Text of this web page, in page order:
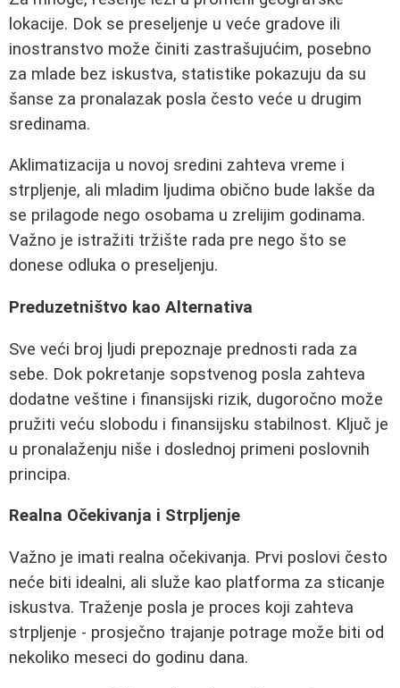
lokacije. Dok se preseljenje u veće gradove ili
inostranstvo može činiti zastrašujućim, posebno
za mlade bez iskustva, statistike pokazuju da su
šanse za pronalazak posla često veće u drugim
sredinama.
Aklimatizacija u novoj sredini zahteva vreme i
strpljenje, ali mladim ljudima obično bude lakše da
se prilagode nego osobama u zrelijim godinama.
Važno je istražiti tržište rada pre nego što se
donese odluka o preseljenju.
Preduzetništvo kao Alternativa
Sve veći broj ljudi prepoznaje prednosti rada za
sebe. Dok pokretanje sopstvenog posla zahteva
dodatne veštine i finansijski rizik, dugoročno može
pružiti veću slobodu i finansijsku stabilnost. Ključ je
u pronalaženju niše i doslednoj primeni poslovnih
principa.
Realna Očekivanja i Strpljenje
Važno je imati realna očekivanja. Prvi poslovi često
neće biti idealni, ali služe kao platforma za sticanje
iskustva. Traženje posla je proces koji zahteva
strpljenje - prosječno trajanje potrage može biti od
nekoliko meseci do godinu dana.